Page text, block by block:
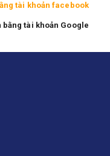
tài khoản facebook
bằng tài khoản Google